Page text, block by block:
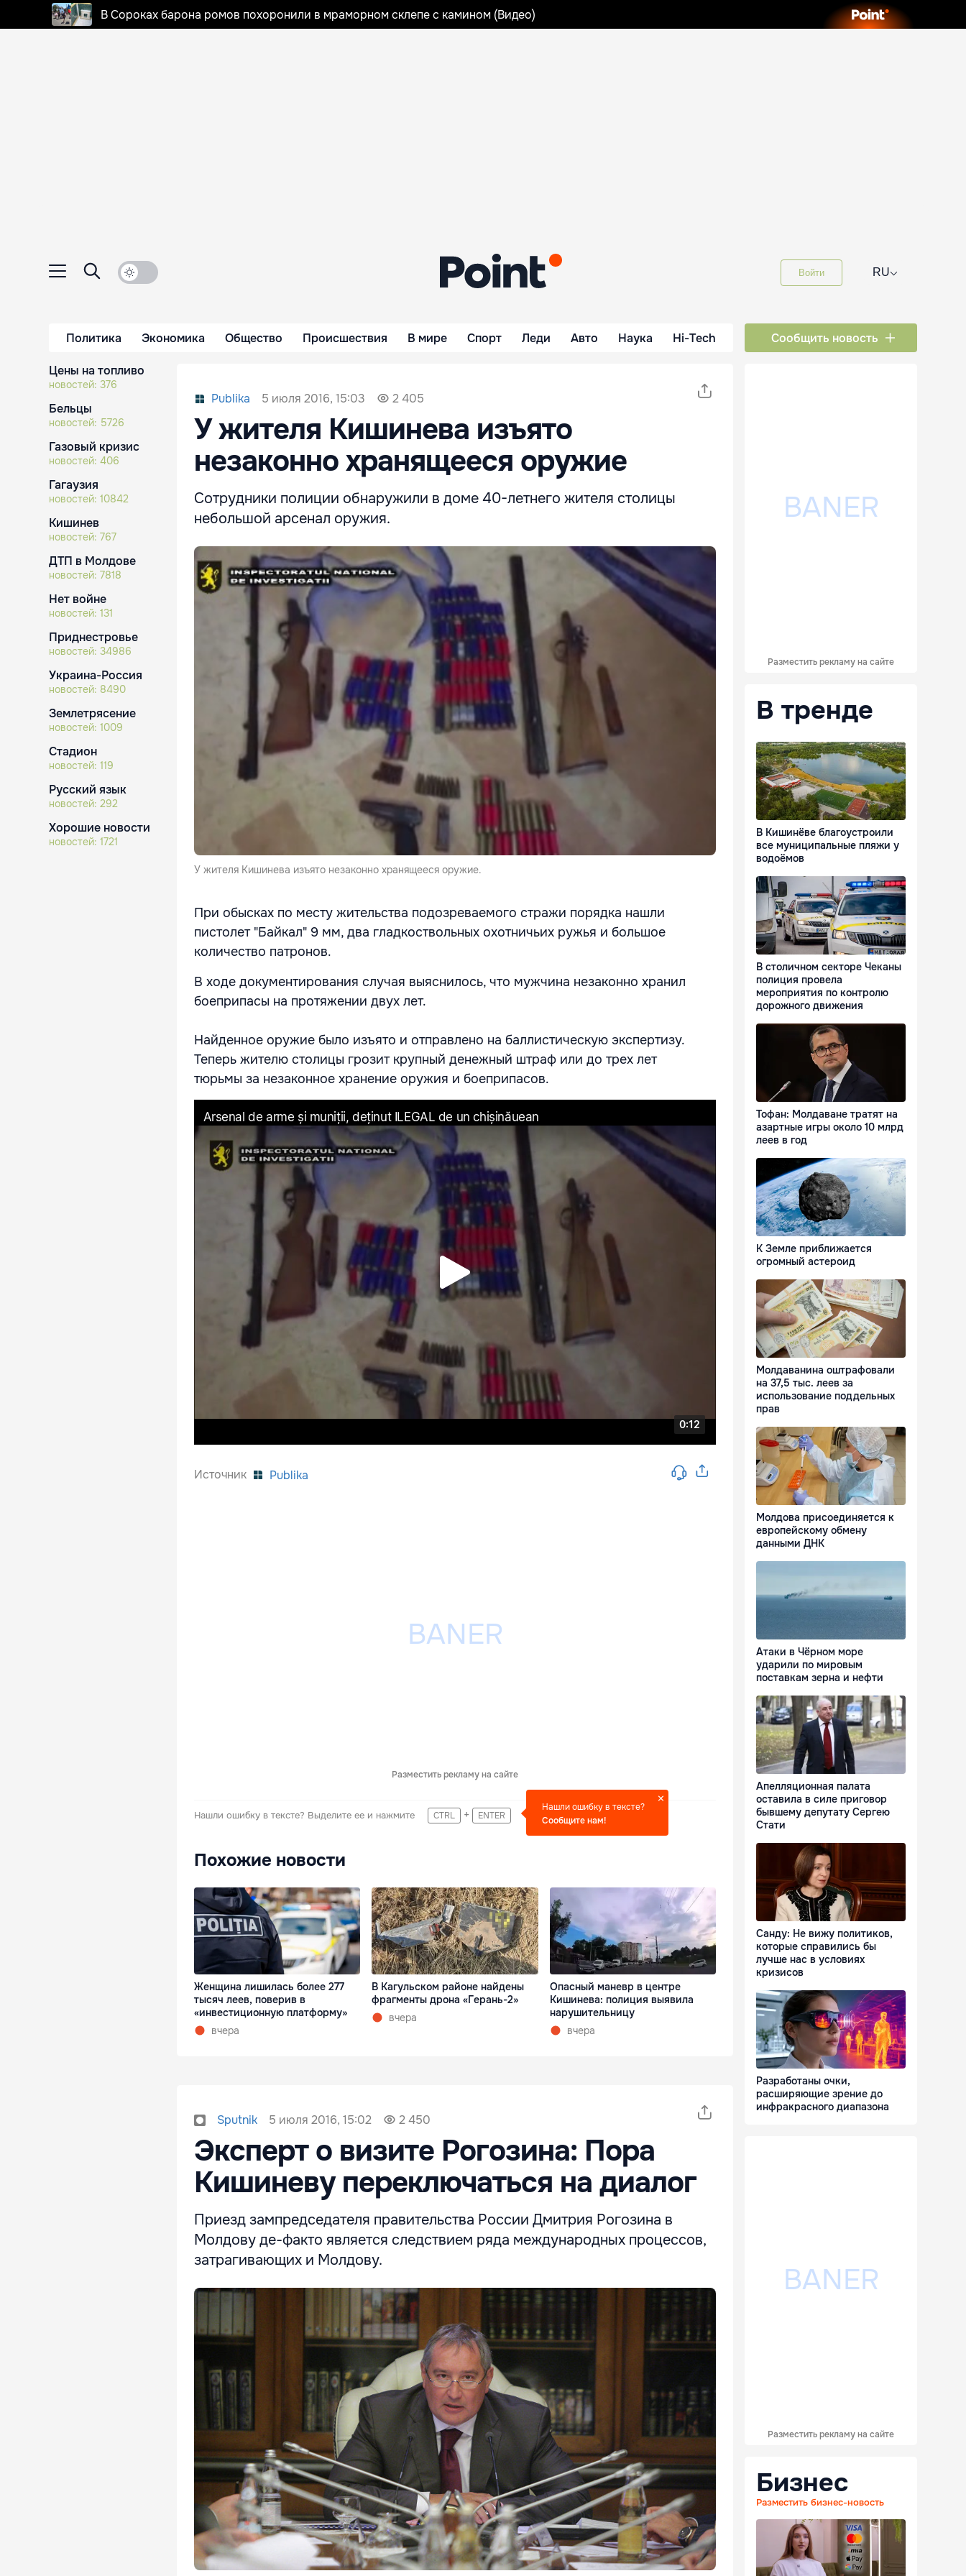
В Сороках барона ромов похоронили в мраморном склепе с камином (Видео)
Войти RU⌵
Политика Экономика Общество Происшествия В мире Спорт Леди Авто Наука Hi-Tech Сообщить новость
Цены на топливо
новостей: 376
Бельцы
новостей: 5726
Газовый кризис
новостей: 406
Гагаузия
новостей: 10842
Кишинев
новостей: 767
ДТП в Молдове
новостей: 7818
Нет войне
новостей: 131
Приднестровье
новостей: 34986
Украина-Россия
новостей: 8490
Землетрясение
новостей: 1009
Стадион
новостей: 119
Русский язык
новостей: 292
Хорошие новости
новостей: 1721
Publika 5 июля 2016, 15:03 2 405
У жителя Кишинева изъято
незаконно хранящееся оружие
Сотрудники полиции обнаружили в доме 40-летнего жителя столицы
небольшой арсенал оружия.
У жителя Кишинева изъято незаконно хранящееся оружие.
При обысках по месту жительства подозреваемого стражи порядка нашли
пистолет "Байкал" 9 мм, два гладкоствольных охотничьих ружья и большое
количество патронов.
В ходе документирования случая выяснилось, что мужчина незаконно хранил
боеприпасы на протяжении двух лет.
Найденное оружие было изъято и отправлено на баллистическую экспертизу.
Теперь жителю столицы грозит крупный денежный штраф или до трех лет
тюрьмы за незаконное хранение оружия и боеприпасов.
Источник Publika
Разместить рекламу на сайте
Нашли ошибку в тексте? Выделите ее и нажмите CTRL + ENTER
Нашли ошибку в тексте?
Сообщите нам!
Похожие новости
Женщина лишилась более 277
тысяч леев, поверив в
«инвестиционную платформу»
вчера
В Кагульском районе найдены
фрагменты дрона «Герань-2»
вчера
Опасный маневр в центре
Кишинева: полиция выявила
нарушительницу
вчера
Sputnik 5 июля 2016, 15:02 2 450
Эксперт о визите Рогозина: Пора
Кишиневу переключаться на диалог
Приезд зампредседателя правительства России Дмитрия Рогозина в
Молдову де-факто является следствием ряда международных процессов,
затрагивающих и Молдову.
Разместить рекламу на сайте
В тренде
В Кишинёве благоустроили
все муниципальные пляжи у
водоёмов
В столичном секторе Чеканы
полиция провела
мероприятия по контролю
дорожного движения
Тофан: Молдаване тратят на
азартные игры около 10 млрд
леев в год
К Земле приближается
огромный астероид
Молдаванина оштрафовали
на 37,5 тыс. леев за
использование поддельных
прав
Молдова присоединяется к
европейскому обмену
данными ДНК
Атаки в Чёрном море
ударили по мировым
поставкам зерна и нефти
Апелляционная палата
оставила в силе приговор
бывшему депутату Сергею
Стати
Санду: Не вижу политиков,
которые справились бы
лучше нас в условиях
кризисов
Разработаны очки,
расширяющие зрение до
инфракрасного диапазона
Разместить рекламу на сайте
Бизнес
Разместить бизнес-новость